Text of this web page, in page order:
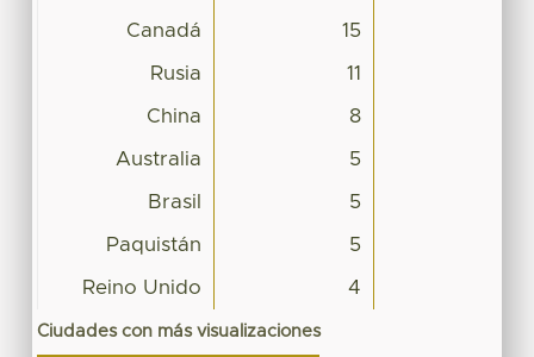
Canadá 15
Rusia 11
China 8
Australia 5
Brasil 5
Paquistán 5
Reino Unido 4
Ciudades con más visualizaciones